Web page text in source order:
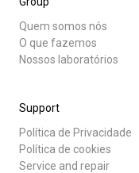
Quem somos nós
O que fazemos
Nossos laboratórios
Support
Política de Privacidade
Política de cookies
Service and repair